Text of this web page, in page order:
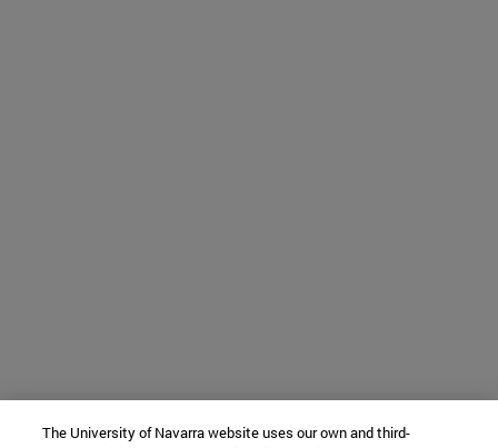
The University of Navarra website uses our own and third-